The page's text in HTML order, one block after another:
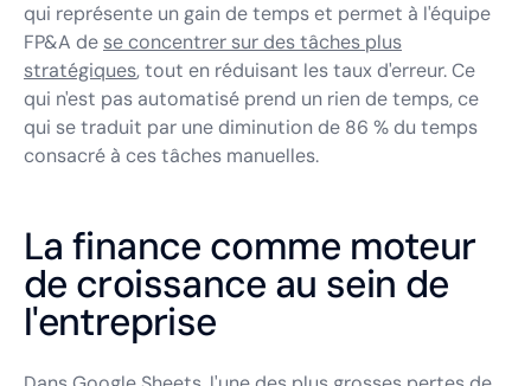
qui représente un gain de temps et permet à l'équipe
FP&A de se concentrer sur des tâches plus
stratégiques, tout en réduisant les taux d'erreur. Ce
qui n'est pas automatisé prend un rien de temps, ce
qui se traduit par une diminution de 86 % du temps
consacré à ces tâches manuelles.
La finance comme moteur
de croissance au sein de
l'entreprise